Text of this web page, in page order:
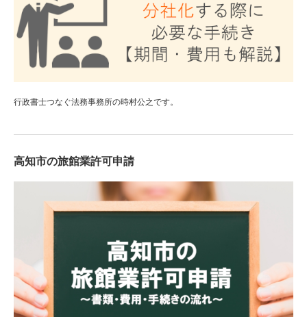
行政書士つなぐ法務事務所の時村公之です。
高知市の旅館業許可申請